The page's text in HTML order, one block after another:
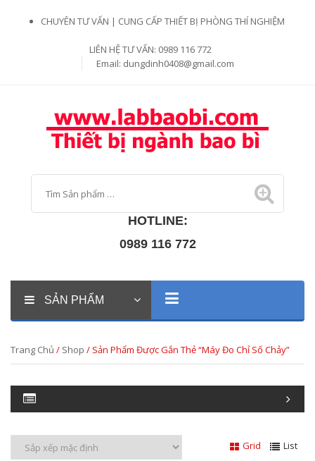
CHUYÊN TƯ VẤN | CUNG CẤP THIẾT BỊ PHÒNG THÍ NGHIỆM
LIÊN HỆ TƯ VẤN: 0989 116 772
Email: dungdinh0408@gmail.com
HOTLINE:
0989 116 772
SẢN PHẨM
Trang Chủ / Shop / Sản Phẩm Được Gắn Thẻ “máy Đo Chỉ Số Chảy”
Grid List